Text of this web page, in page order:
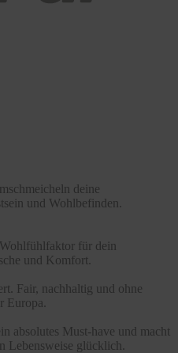
deine
und Wohlbefinden.
für dein
und Komfort.
Fair, nachhaltig und ohne
Europa.
absolutes Must-have und macht
Lebensweise glücklich.